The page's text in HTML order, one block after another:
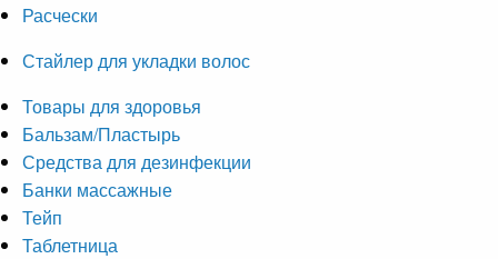
Расчески
Стайлер для укладки волос
Товары для здоровья
Бальзам/Пластырь
Средства для дезинфекции
Банки массажные
Тейп
Таблетница